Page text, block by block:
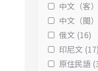
中文（客
中文（閩
俄文 (16)
印尼文 (17)
原住民語